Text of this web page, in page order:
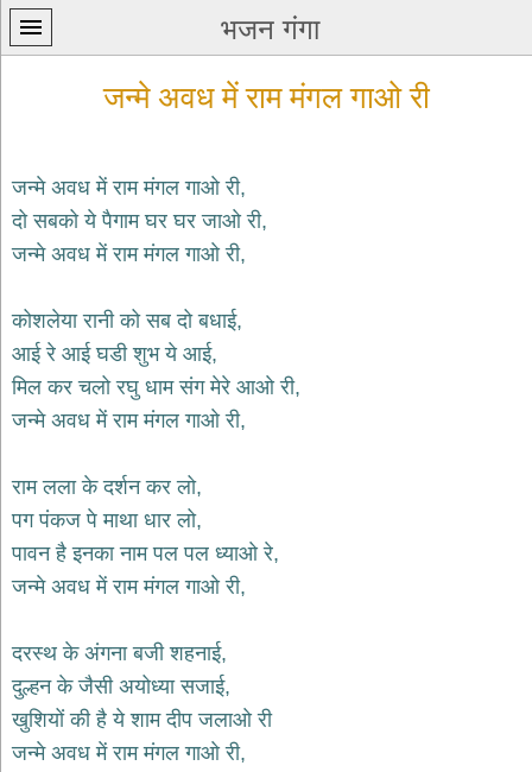
भजन गंगा
प्रथम
पन्ना
कृष्ण
भजन
krishna
bhajans
शिव
bhajans
हनुमान
भजन
hanuman
bhajans
भजन
bhajans
जैन
भजन
जन्मे अवध में राम मंगल गाओ री
जन्मे अवध में राम मंगल गाओ री,
दो सबको ये पैगाम घर घर जाओ री,
जन्मे अवध में राम मंगल गाओ री,
कोशलेया रानी को सब दो बधाई,
आई रे आई घडी शुभ ये आई,
मिल कर चलो रघु धाम संग मेरे आओ री,
जन्मे अवध में राम मंगल गाओ री,
राम लला के दर्शन कर लो,
पग पंकज पे माथा धार लो,
पावन है इनका नाम पल पल ध्याओ रे,
जन्मे अवध में राम मंगल गाओ री,
दरस्थ के अंगना बजी शहनाई,
दुल्हन के जैसी अयोध्या सजाई,
खुशियों की है ये शाम दीप जलाओ री
जन्मे अवध में राम मंगल गाओ री,